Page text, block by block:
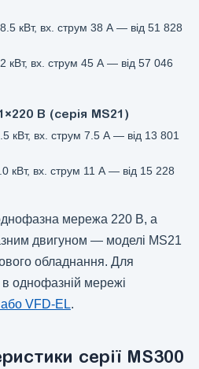
кВт, вх. струм 38 А — від 51 828
вх. струм 45 А — від 57 046
В (серія MS21)
кВт, вх. струм 7.5 А — від 13 801
кВт, вх. струм 11 А — від 15 228
мережа 220 В, а
двигуном — моделі MS21
обладнання. Для
однофазній мережі
VFD-EL.
серії MS300